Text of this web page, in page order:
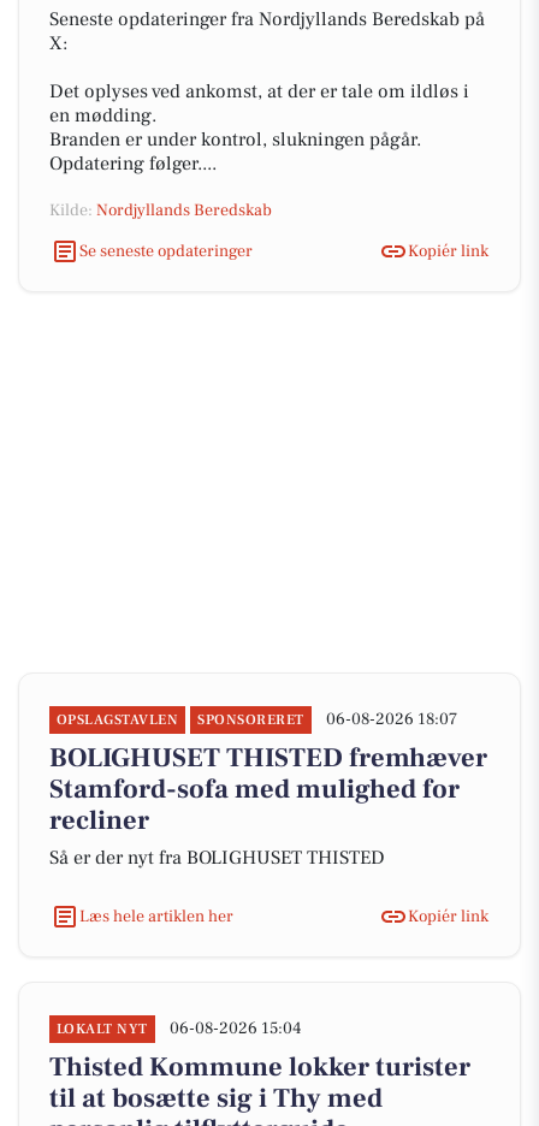
Seneste opdateringer fra Nordjyllands Beredskab på
X:
Det oplyses ved ankomst, at der er tale om ildløs i
en mødding.
Branden er under kontrol, slukningen pågår.
Opdatering følger....
Kilde: Nordjyllands Beredskab
Se seneste opdateringer
Kopiér link
OPSLAGSTAVLEN SPONSORERET 06-08-2026 18:07
BOLIGHUSET THISTED fremhæver
Stamford-sofa med mulighed for
recliner
Så er der nyt fra BOLIGHUSET THISTED
Læs hele artiklen her Kopiér link
LOKALT NYT 06-08-2026 15:04
Thisted Kommune lokker turister
til at bosætte sig i Thy med